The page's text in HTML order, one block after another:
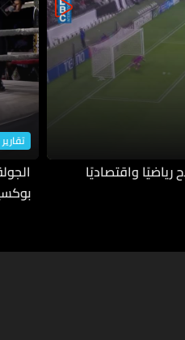
واقتصاديًا